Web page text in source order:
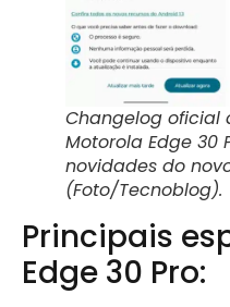
Changelog oficial
Motorola Edge 30
novidades do
(Foto/Tecnoblog).
Principais
Edge 30 Pro: